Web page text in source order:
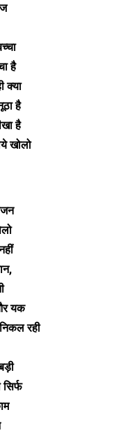
है
क्या
है
है
खोलो
यक
रही